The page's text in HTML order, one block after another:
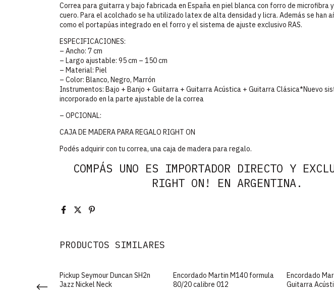
Correa para guitarra y bajo fabricada en España en piel blanca con forro de microfibra
cuero. Para el acolchado se ha utilizado latex de alta densidad y licra. Además se han
como el portapúas integrado en el forro y el sistema de ajuste exclusivo RAS.
ESPECIFICACIONES:
– Ancho: 7 cm
– Largo ajustable: 95 cm – 150 cm
– Material: Piel
– Color: Blanco, Negro, Marrón
Instrumentos: Bajo + Banjo + Guitarra + Guitarra Acústica + Guitarra Clásica*Nuevo
incorporado en la parte ajustable de la correa
– OPCIONAL:
CAJA DE MADERA PARA REGALO RIGHT ON
Podés adquirir con tu correa, una caja de madera para regalo.
COMPÁS UNO ES IMPORTADOR DIRECTO Y
RIGHT ON! EN ARGENTINA.
PRODUCTOS SIMILARES
- Made in
Pickup Seymour Duncan SH2n
Jazz Nickel Neck
Encordado Martin M140 formula
80/20 calibre 012
Encordado
Guitarra